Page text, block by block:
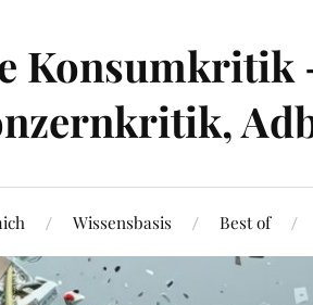
Konsumkritik
Wissensbasis Best of